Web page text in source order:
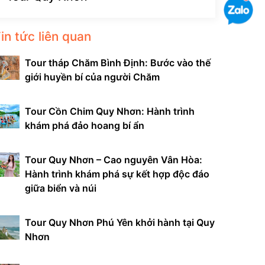
tức liên quan
Tour tháp Chăm Bình Định: Bước vào thế
giới huyền bí của người Chăm
Tour Cồn Chim Quy Nhơn: Hành trình
khám phá đảo hoang bí ẩn
Tour Quy Nhơn – Cao nguyên Vân Hòa:
Hành trình khám phá sự kết hợp độc đáo
giữa biển và núi
Tour Quy Nhơn Phú Yên khởi hành tại Quy
Nhơn